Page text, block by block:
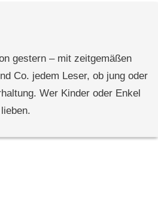
gestern – mit zeitgemäßen
Co. jedem Leser, ob jung oder
Wer Kinder oder Enkel